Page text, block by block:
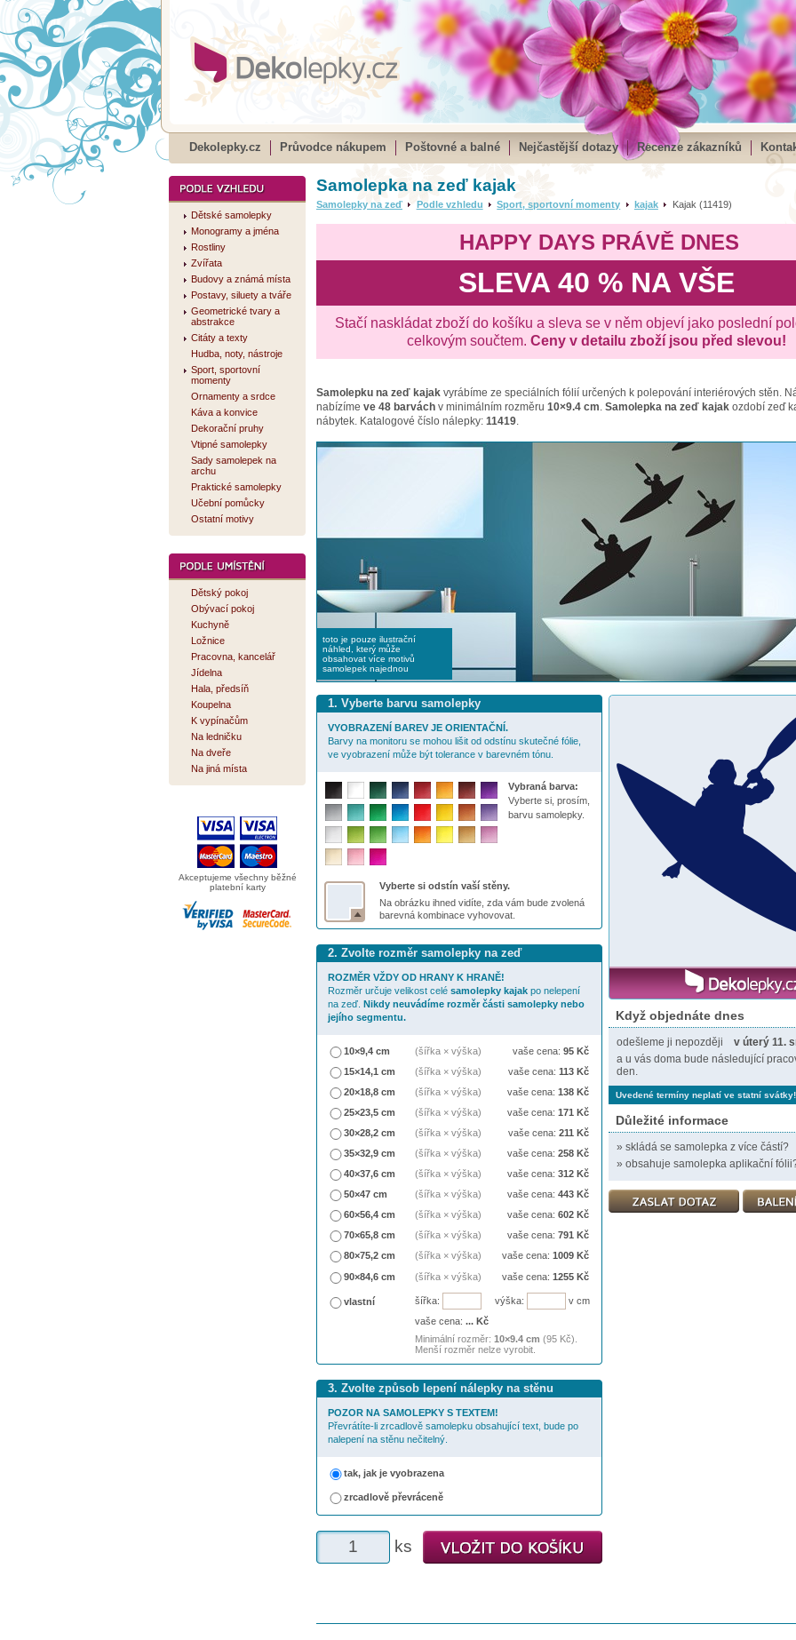
Dekolepky.cz Průvodce nákupem Poštovné a balné Nejčastější dotazy Recenze zákazníků
Dětské samolepky
Monogramy a jména
Rostliny
Zvířata
Budovy a známá místa
Postavy, siluety a tváře
Geometrické tvary a
abstrakce
Citáty a texty
Hudba, noty, nástroje
Sport, sportovní
momenty
Ornamenty a srdce
Káva a konvice
Dekorační pruhy
Vtipné samolepky
Sady samolepek na
archu
Praktické samolepky
Učební pomůcky
Ostatní motivy
Dětský pokoj
Obývací pokoj
Kuchyně
Ložnice
Pracovna, kancelář
Jídelna
Hala, předsíň
Koupelna
K vypínačům
Na ledničku
Na dveře
Na jiná místa
Akceptujeme všechny běžné
platební karty
Samolepka na zeď kajak
Samolepky na zeď Podle vzhledu Sport, sportovní momenty kajak Kajak (11419)
HAPPY DAYS PRÁVĚ DNES
SLEVA 40 % NA VŠE
Stačí naskládat zboží do košíku a sleva se v něm objeví jako poslední
celkovým součtem. Ceny v detailu zboží jsou před slevou!
Samolepku na zeď kajak vyrábíme ze speciálních fólií určených k polepování interiérových stěn.
nabízíme ve 48 barvách v minimálním rozměru 10×9.4 cm. Samolepka na zeď kajak ozdobí zeď
nábytek. Katalogové číslo nálepky: 11419.
toto je pouze ilustrační
náhled, který může
obsahovat více motivů
samolepek najednou
Když objednáte dnes
odešleme ji nepozději
v úterý 11.
a u vás doma bude následující
den.
Uvedené termíny neplatí ve statní svátky!
Důležité informace
» skládá se samolepka z více částí?
» obsahuje samolepka aplikační
1. Vyberte barvu samolepky
VYOBRAZENÍ BAREV JE ORIENTAČNÍ.
Barvy na monitoru se mohou lišit od odstínu skutečné fólie,
ve vyobrazení může být tolerance v barevném tónu.
Vybraná barva:
Vyberte si, prosím,
barvu samolepky.
Vyberte si odstín vaší stěny.
Na obrázku ihned vidíte, zda vám bude zvolená
barevná kombinace vyhovovat.
2. Zvolte rozměr samolepky na zeď
ROZMĚR VŽDY OD HRANY K HRANĚ!
Rozměr určuje velikost celé samolepky kajak po nelepení
na zeď. Nikdy neuvádíme rozměr části samolepky nebo
jejího segmentu.
10×9,4 cm (šířka × výška) vaše cena: 95 Kč
15×14,1 cm
(šířka × výška) vaše cena: 113 Kč
20×18,8 cm
(šířka × výška) vaše cena: 138 Kč
25×23,5 cm
(šířka × výška) vaše cena: 171 Kč
30×28,2 cm
(šířka × výška) vaše cena: 211 Kč
35×32,9 cm
(šířka × výška) vaše cena: 258 Kč
40×37,6 cm
(šířka × výška) vaše cena: 312 Kč
50×47 cm
(šířka × výška) vaše cena: 443 Kč
60×56,4 cm
(šířka × výška) vaše cena: 602 Kč
70×65,8 cm
(šířka × výška) vaše cena: 791 Kč
80×75,2 cm
(šířka × výška) vaše cena: 1009 Kč
90×84,6 cm
(šířka × výška) vaše cena: 1255 Kč
vlastní šířka: výška:
v cm
vaše cena: ... Kč
Minimální rozměr: 10×9.4 cm (95 Kč).
Menší rozměr nelze vyrobit.
3. Zvolte způsob lepení nálepky na stěnu
POZOR NA SAMOLEPKY S TEXTEM!
Převrátíte-li zrcadlově samolepku obsahující text, bude po
nalepení na stěnu nečitelný.
tak, jak je vyobrazena
zrcadlově převráceně
ks